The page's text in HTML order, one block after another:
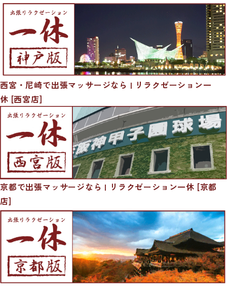
西宮・尼崎で出張マッサージなら | リラクゼーション一
休 [西宮店]
京都で出張マッサージなら | リラクゼーション一休 [京都
店]